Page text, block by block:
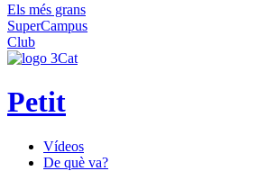
Els més grans
SuperCampus
Club
Petit
Vídeos
De què va?